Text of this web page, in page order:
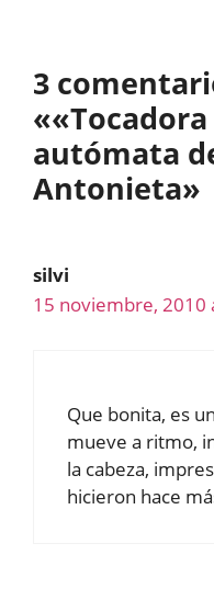
3
autómata
Antonieta»
silvi
15 noviembre, 2010
Que bonita, es
mueve a ritmo,
la cabeza,
hicieron hace